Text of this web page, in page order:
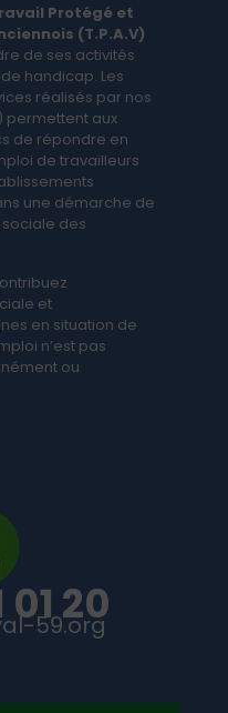
Protégé et
​(T.P.A.V)
de ses activités
handicap. Les
réalisés par nos
​permettent aux
de répondre ​en
de travailleurs
une démarche de
des
et
en situation de
n’est pas
ou
01 20
59.org